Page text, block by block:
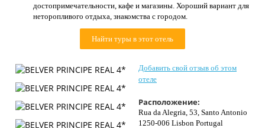
Как купить
Контакты
достопримечательности, кафе и магазины. Хороший вариант для
неторопливого отдыха, знакомства с городом.
Найти туры в этот отель
Добавить свой отзыв об этом
отеле
Расположение:
Rua da Alegria, 53, Santo Antonio
1250-006 Lisbon Portugal